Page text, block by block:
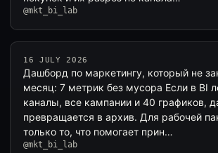
@mkt_bi_lab
16 JULY 2026
Дашборд по маркетингу, который не
месяц: 7 метрик без мусора Если в BI
каналы, все кампании и 40 графиков,
превращается в архив. Для рабочей
только то, что помогает прин…
@mkt_bi_lab